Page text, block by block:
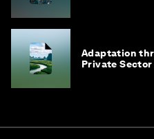
Adaptation
Private